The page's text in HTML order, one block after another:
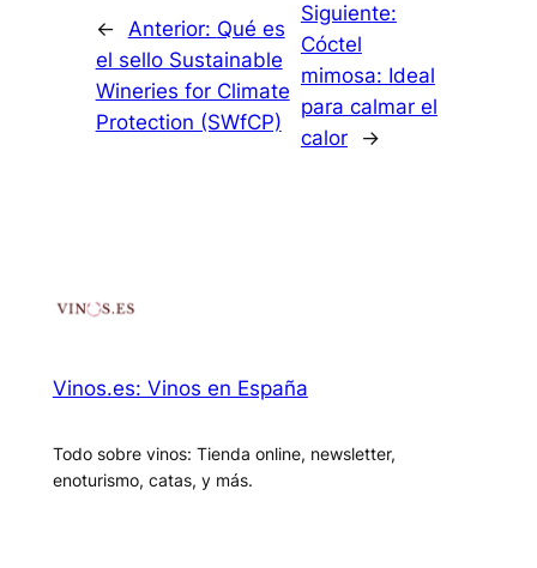
← Anterior: Qué es
el sello Sustainable
Wineries for Climate
Protection (SWfCP)
Siguiente:
Cóctel
mimosa: Ideal
para calmar el
calor
→
Vinos.es: Vinos en España
Todo sobre vinos: Tienda online, newsletter,
enoturismo, catas, y más.